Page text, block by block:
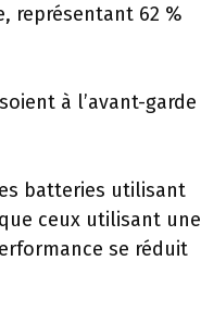
représentant 62 %
à l’avant-garde
batteries utilisant
ceux utilisant une
se réduit